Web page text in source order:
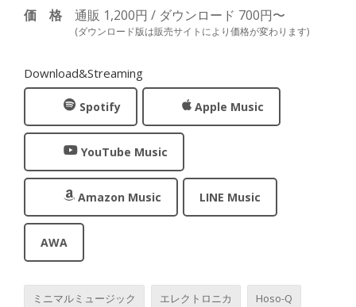
価格
通販 1,200円 / ダウンロード 700円〜
(ダウンロード版は販売サイトにより価格が変わります)
Download&Streaming
Spotify Apple Music
YouTube Music
Amazon Music LINE Music
AWA
ミニマルミュージック エレクトロニカ Hoso-Q